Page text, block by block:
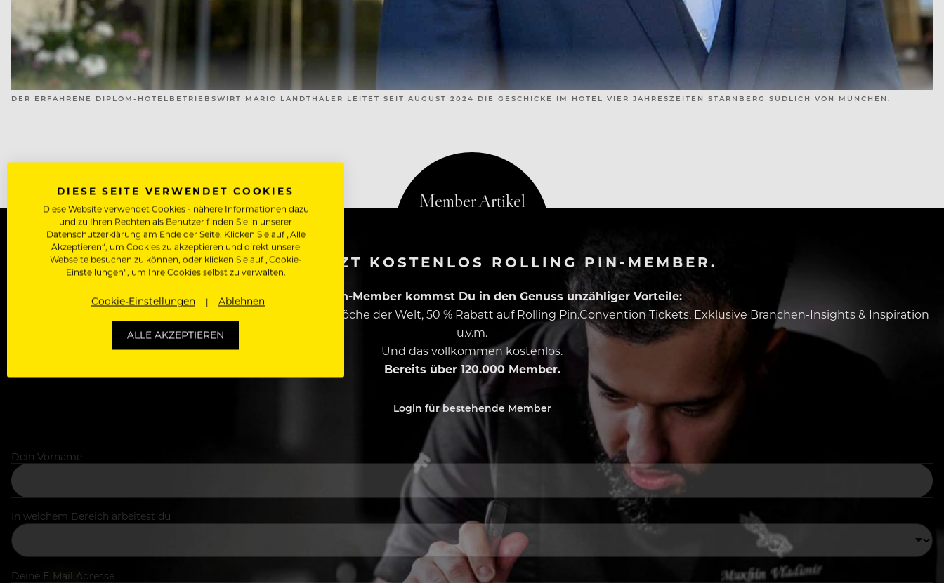
DER ERFAHRENE DIPLOM-HOTELBETRIEBSWIRT MARIO LANDTHALER LEITET SEIT AUGUST 2024 DIE GESCHICKE IM HOTEL VIER JAHRESZEITEN STARNBERG SÜDLICH VON MÜNCHEN.
WERDE JETZT KOSTENLOS ROLLING PIN-MEMBER.
Als Rolling Pin-Member kommst Du in den Genuss unzähliger Vorteile:
Zugriff auf alle Artikel, Videos & Masterclasses der besten Köche der Welt, 50 % Rabatt auf Rolling Pin.Convention Tickets, Exklusive Branchen-Insights & Inspiration
u.v.m.
Und das vollkommen kostenlos.
Bereits über 120.000 Member.
Login für bestehende Member
Dein Vorname
In welchem Bereich arbeitest du
Deine E-Mail Adresse
DIESE SEITE VERWENDET COOKIES
Diese Website verwendet Cookies - nähere Informationen dazu
und zu Ihren Rechten als Benutzer finden Sie in unserer
Datenschutzerklärung am Ende der Seite. Klicken Sie auf „Alle
Akzeptieren“, um Cookies zu akzeptieren und direkt unsere
Webseite besuchen zu können, oder klicken Sie auf „Cookie-
Einstellungen“, um Ihre Cookies selbst zu verwalten.
Cookie-Einstellungen Ablehnen
ALLE AKZEPTIEREN